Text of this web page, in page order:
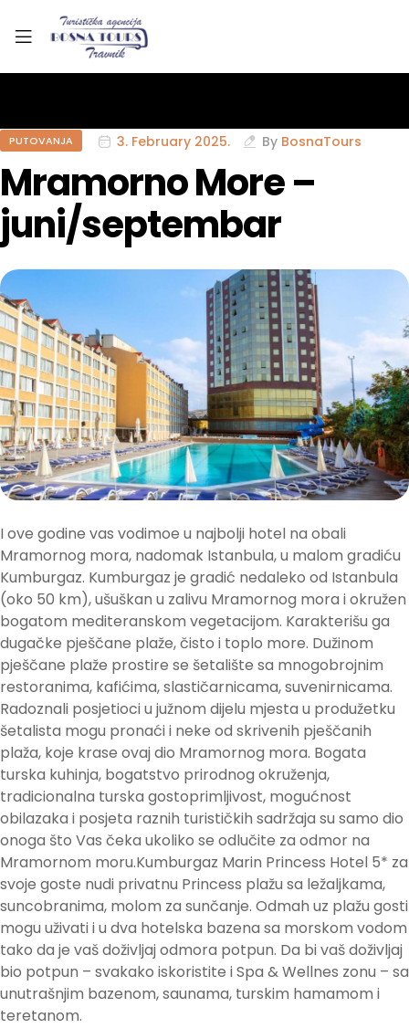
PUTOVANJA 3. February 2025. By BosnaTours
Mramorno More –
juni/septembar
I ove godine vas vodimoe u najbolji hotel na obali
Mramornog mora, nadomak Istanbula, u malom gradiću
Kumburgaz. Kumburgaz je gradić nedaleko od Istanbula
(oko 50 km), ušuškan u zalivu Mramornog mora i okružen
bogatom mediteranskom vegetacijom. Karakterišu ga
dugačke pješčane plaže, čisto i toplo more. Dužinom
pješčane plaže prostire se šetalište sa mnogobrojnim
restoranima, kafićima, slastičarnicama, suvenirnicama.
Radoznali posjetioci u južnom dijelu mjesta u produžetku
šetalista mogu pronaći i neke od skrivenih pješčanih
plaža, koje krase ovaj dio Mramornog mora. Bogata
turska kuhinja, bogatstvo prirodnog okruženja,
tradicionalna turska gostoprimljivost, mogućnost
obilazaka i posjeta raznih turističkih sadržaja su samo dio
onoga što Vas čeka ukoliko se odlučite za odmor na
Mramornom moru.Kumburgaz Marin Princess Hotel 5* za
svoje goste nudi privatnu Princess plažu sa ležaljkama,
suncobranima, molom za sunčanje. Odmah uz plažu gosti
mogu uživati i u dva hotelska bazena sa morskom vodom
tako da je vaš doživljaj odmora potpun. Da bi vaš doživljaj
bio potpun – svakako iskoristite i Spa & Wellnes zonu – sa
unutrašnjim bazenom, saunama, turskim hamamom i
teretanom.